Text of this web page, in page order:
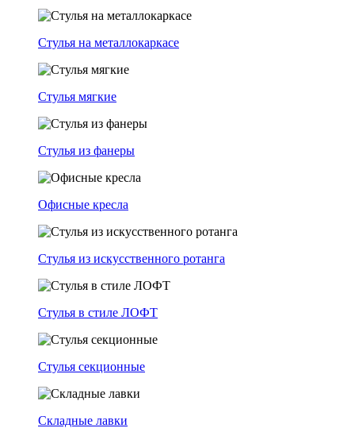
Стулья на металлокаркасе
Стулья мягкие
Стулья из фанеры
Офисные кресла
Стулья из искусственного ротанга
Стулья в стиле ЛОФТ
Стулья секционные
Складные лавки